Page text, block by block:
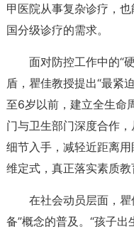
甲医院从事复杂诊疗，
国分级诊疗的需求。
面对防控工作中的“
盾，瞿佳教授提出“最紧
至6岁以前，建立全生命
门与卫生部门深度合作
细节入手，减轻近距离用
维定式，真正落实素质教
在社会动员层面，
备”概念的普及。“孩子